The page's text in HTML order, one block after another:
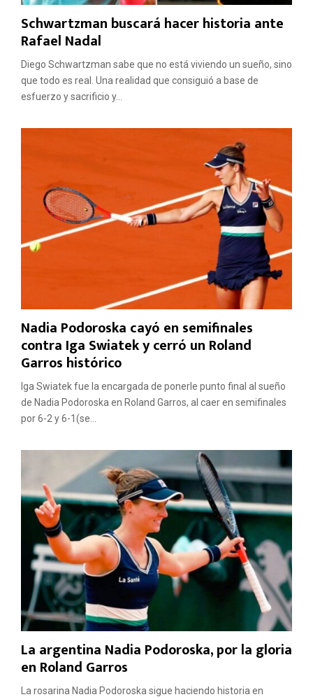
Schwartzman buscará hacer historia ante
Rafael Nadal
Diego Schwartzman sabe que no está viviendo un sueño, sino
que todo es real. Una realidad que consiguió a base de
esfuerzo y sacrificio y...
Nadia Podoroska cayó en semifinales
contra Iga Swiatek y cerró un Roland
Garros histórico
Iga Swiatek fue la encargada de ponerle punto final al sueño
de Nadia Podoroska en Roland Garros, al caer en semifinales
por 6-2 y 6-1(se...
La argentina Nadia Podoroska, por la gloria
en Roland Garros
La rosarina Nadia Podoroska sigue haciendo historia en